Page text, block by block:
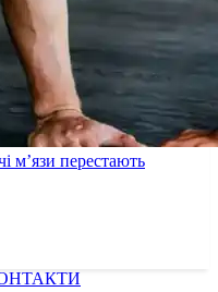
м’язи перестають